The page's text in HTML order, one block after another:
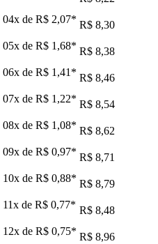
04x de R$ 2,07* R$ 8,30
05x de R$ 1,68* R$ 8,38
06x de R$ 1,41 * R$ 8,46
07x de R$ 1,22* R$ 8,54
08x de R$ 1,08* R$ 8,62
09x de R$ 0,97* R$ 8,71
10x de R$ 0,88* R$ 8,79
11x de R$ 0,77* R$ 8,48
12x de R$ 0,75* R$ 8,96